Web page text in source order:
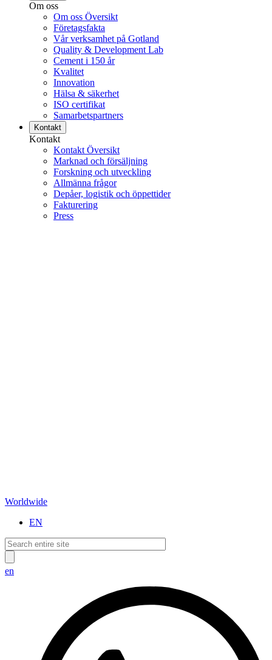
Om oss
Om oss Översikt
Företagsfakta
Vår verksamhet på Gotland
Quality & Development Lab
Cement i 150 år
Kvalitet
Innovation
Hälsa & säkerhet
ISO certifikat
Samarbetspartners
Kontakt
Kontakt
Kontakt Översikt
Marknad och försäljning
Forskning och utveckling
Allmänna frågor
Depåer, logistik och öppettider
Fakturering
Press
Worldwide
EN
en